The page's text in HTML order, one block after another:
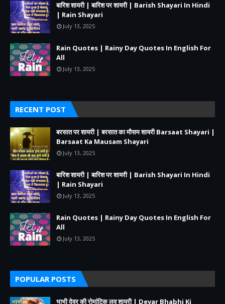
बारिश शायरी | बारिश पर शायरी | Barish Shayari In Hindi
| Rain Shayari
July 13, 2025
Rain Quotes | Rainy Day Quotes In English For
All
July 13, 2025
RECENT POST
बरसात पर शायरी | बरसात का मौसम शायरी Barsaat Shayari |
Barsaat Ka Mausam Shayari
July 13, 2025
बारिश शायरी | बारिश पर शायरी | Barish Shayari In Hindi
| Rain Shayari
July 13, 2025
Rain Quotes | Rainy Day Quotes In English For
All
July 13, 2025
POPULAR POSTS
भाभी देवर की रोमांटिक लव शायरी | Devar Bhabhi Ki